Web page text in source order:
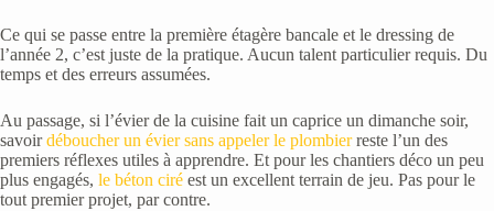
Ce qui se passe entre la première étagère bancale et le dressing de
l’année 2, c’est juste de la pratique. Aucun talent particulier requis. Du
temps et des erreurs assumées.
Au passage, si l’évier de la cuisine fait un caprice un dimanche soir,
savoirdéboucher un évier sans appeler le plombierreste l’un des
premiers réflexes utiles à apprendre. Et pour les chantiers déco un peu
plus engagés, le béton ciré est un excellent terrain de jeu. Pas pour le
tout premier projet, par contre.